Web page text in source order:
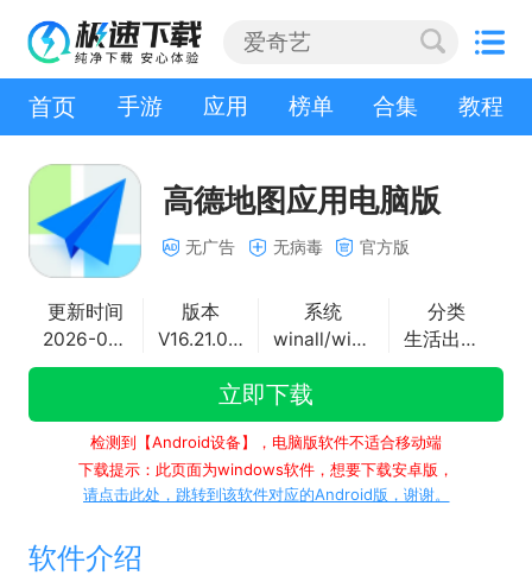
首页 手游 应用 榜单 合集 教程
高德地图应用电脑版
无广告 无病毒 官方版
更新时间
2026-07-29
版本
V16.21.0.2010
系统
winall/win7/win10/win11
分类
生活出行应用
立即下载
检测到【Android设备】，电脑版软件不适合移动端
下载提示：此页面为windows软件，想要下载安卓版，
请点击此处，跳转到该软件对应的Android版，谢谢。
软件介绍